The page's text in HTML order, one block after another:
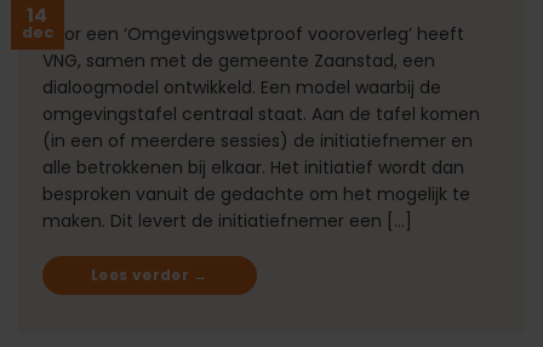
14
decVoor een ‘Omgevingswetproof vooroverleg’ heeft
VNG, samen met de gemeente Zaanstad, een
dialoogmodel ontwikkeld. Een model waarbij de
omgevingstafel centraal staat. Aan de tafel komen
(in een of meerdere sessies) de initiatiefnemer en
alle betrokkenen bij elkaar. Het initiatief wordt dan
besproken vanuit de gedachte om het mogelijk te
maken. Dit levert de initiatiefnemer een […]
Lees verder →